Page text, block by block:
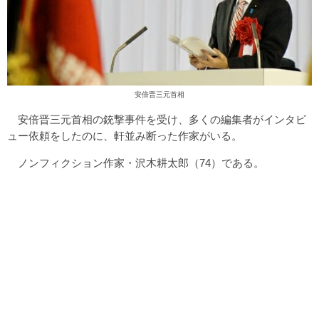
安倍晋三元首相
安倍晋三元首相の銃撃事件を受け、多くの編集者がインタビ
ュー依頼をしたのに、軒並み断った作家がいる。
ノンフィクション作家・沢木耕太郎（74）である。